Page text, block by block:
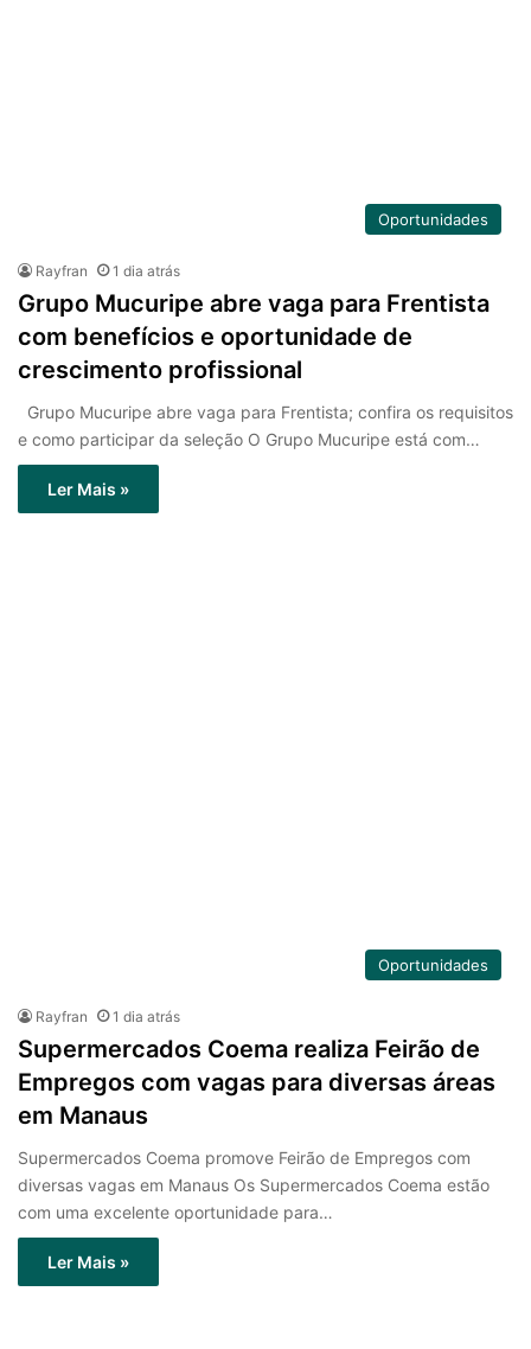
Oportunidades
Rayfran 1 dia atrás
Grupo Mucuripe abre vaga para Frentista
com benefícios e oportunidade de
crescimento profissional
Grupo Mucuripe abre vaga para Frentista; confira os requisitos
e como participar da seleção O Grupo Mucuripe está com…
Ler Mais »
Oportunidades
Rayfran 1 dia atrás
Supermercados Coema realiza Feirão de
Empregos com vagas para diversas áreas
em Manaus
Supermercados Coema promove Feirão de Empregos com
diversas vagas em Manaus Os Supermercados Coema estão
com uma excelente oportunidade para…
Ler Mais »